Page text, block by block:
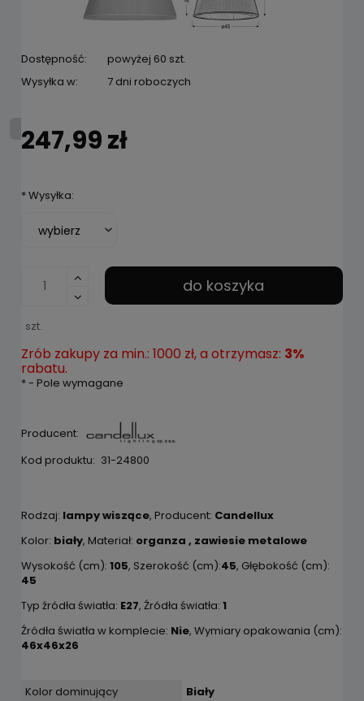
Dostępność:
powyżej 60 szt.
Wysyłka w:
7 dni roboczych
247,99 zł
*Wysyłka:
szt.
do koszyka
Zrób zakupy za min.: 1000 zł, a otrzymasz: 3%
rabatu.
*- Pole wymagane
Producent:
Kod produktu: 31-24800
Rodzaj: lampy wiszące, Producent: Candellux
Kolor: biały, Materiał: organza , zawiesie metalowe
Wysokość (cm): 105, Szerokość (cm):45, Głębokość (cm):
45
Typ źródła światła: E27, Źródła światła: 1
Źródła światła w komplecie: Nie, Wymiary opakowania (cm):
46x46x26
Kolor dominujący
Biały